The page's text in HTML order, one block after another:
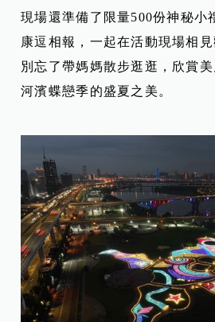
現場還準備了限量500份神秘小
康逗相報，一起在活動現場相
別忘了帶媽媽散步逛逛，欣賞
河濱蝶戀季的盛夏之美。